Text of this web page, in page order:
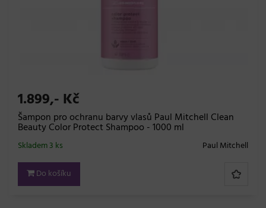
1.899,- Kč
Šampon pro ochranu barvy vlasů Paul Mitchell Clean
Beauty Color Protect Shampoo - 1000 ml
Paul Mitchell
Skladem 3 ks
Do košíku